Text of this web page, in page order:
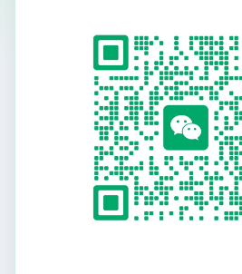
联通北湖卡39元